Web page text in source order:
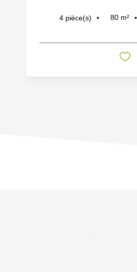
4 pièce(s) 80 m²